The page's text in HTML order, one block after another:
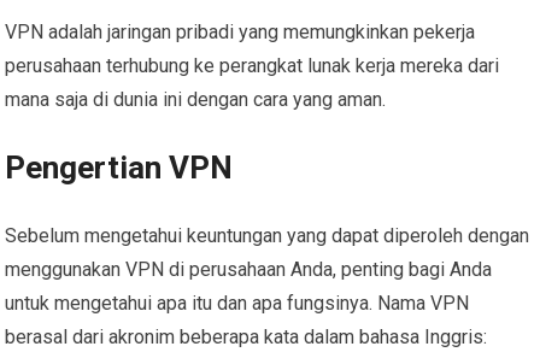
VPN adalah jaringan pribadi yang memungkinkan pekerja
perusahaan terhubung ke perangkat lunak kerja mereka dari
mana saja di dunia ini dengan cara yang aman.
Pengertian VPN
Sebelum mengetahui keuntungan yang dapat diperoleh dengan
menggunakan VPN di perusahaan Anda, penting bagi Anda
untuk mengetahui apa itu dan apa fungsinya. Nama VPN
berasal dari akronim beberapa kata dalam bahasa Inggris: